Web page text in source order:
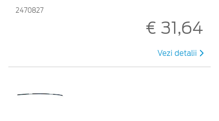
2470827
€ 31,64
Vezi detalii